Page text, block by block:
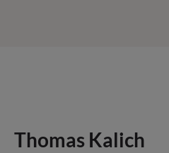
Thomas Kalich